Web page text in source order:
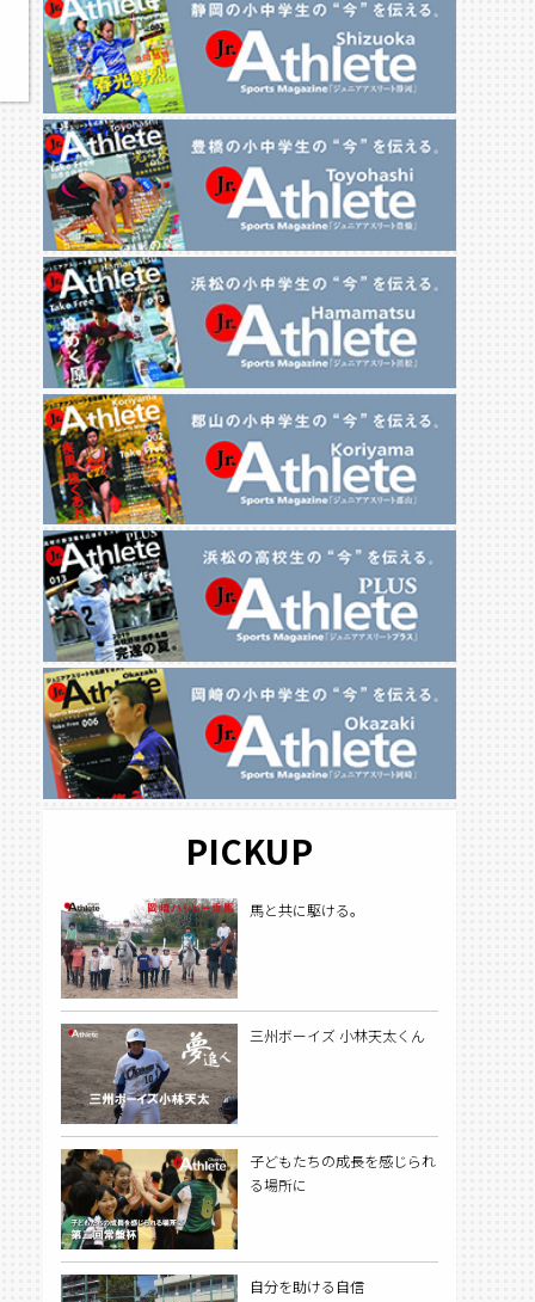
PICKUP
馬と共に駆ける。
三州ボーイズ 小林天太くん
子どもたちの成長を感じられ
る場所に
自分を助ける自信